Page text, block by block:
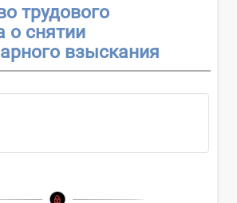
трудового
о снятии
взыскания